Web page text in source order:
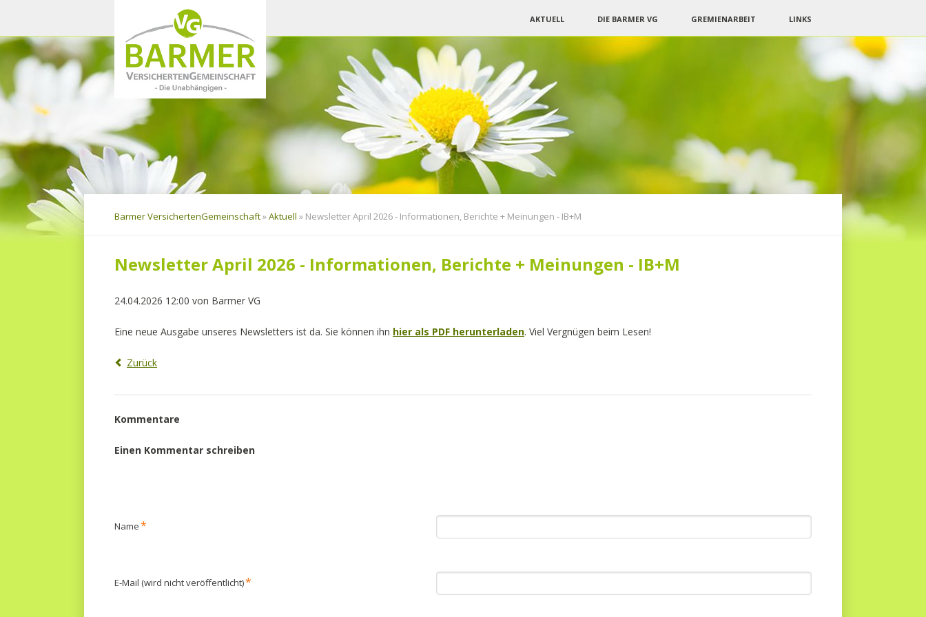
überspringen
AKTUELL DIE BARMER VG GREMIENARBEIT LINKS
Navigation
überspringen
Barmer VersichertenGemeinschaft»Aktuell » Newsletter April 2026 - Informationen, Berichte + Meinungen - IB+M
Newsletter April 2026 - Informationen, Berichte + Meinungen - IB+M
24.04.2026 12:00 von Barmer VG
Eine neue Ausgabe unseres Newsletters ist da. Sie können ihn hier als PDF herunterladen. Viel Vergnügen beim Lesen!
Zurück
Kommentare
Einen Kommentar schreiben
Pflichtfeld
Name*
Pflichtfeld
E-Mail (wird nicht veröffentlicht)*